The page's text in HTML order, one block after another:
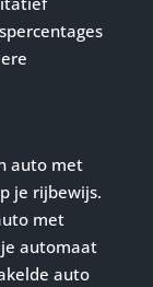
auto met
je rijbewijs.
met
automaat
auto